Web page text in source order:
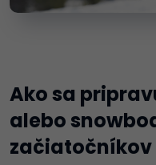
Ako sa
alebo
začiatočníkov